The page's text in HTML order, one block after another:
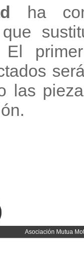
ha
que
El
las
Asociación Mutua